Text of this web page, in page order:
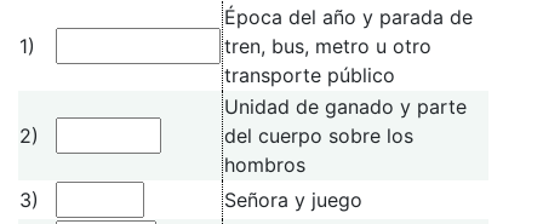
1)
Época del año y parada de
tren, bus, metro u otro
transporte público
2)
Unidad de ganado y parte
del cuerpo sobre los
hombros
3)
Señora y juego